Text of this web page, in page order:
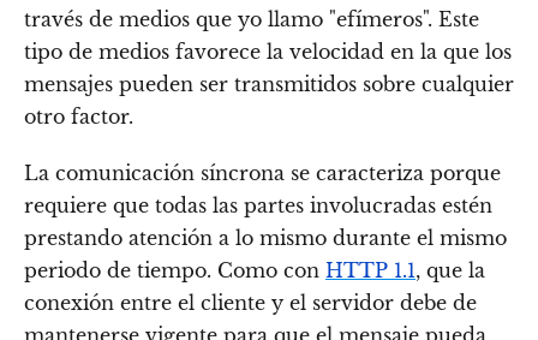
través de medios que yo llamo "efímeros". Este
tipo de medios favorece la velocidad en la que los
mensajes pueden ser transmitidos sobre cualquier
otro factor.
La comunicación síncrona se caracteriza porque
requiere que todas las partes involucradas estén
prestando atención a lo mismo durante el mismo
periodo de tiempo. Como con HTTP 1.1, que la
conexión entre el cliente y el servidor debe de
mantenerse vigente para que el mensaje pueda